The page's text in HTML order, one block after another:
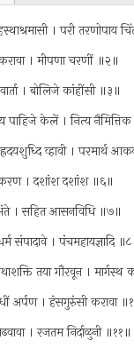
। परी तरणोपाय
। मीपणा चरणीं ॥२॥
। बोलिजे कांहींसी ॥३॥
पाहिजे केलें । नित्य
व्हावी । परमार्थ
। दशांश दशांश ॥६॥
। सहित आसनविधि ॥७॥
संपादावे । पंचमहायज्ञादि
तया गौरवून । मार्गस्थ
अर्पण । हंसगुरुंसी करावा
। रजतम निर्दाळुनी ॥११॥